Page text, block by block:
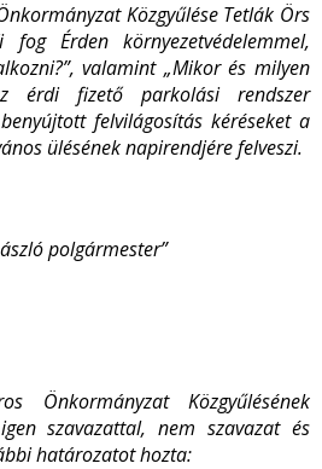
Közgyűlése Tetlák Örs
fog Érden környezetvédelemmel,
valamint „Mikor és milyen
érdi fizető parkolási rendszer
felvilágosítás kéréseket a
ülésének napirendjére felveszi.
polgármester”
Önkormányzat Közgyűlésének
szavazattal, nem szavazat és
határozatot hozta: